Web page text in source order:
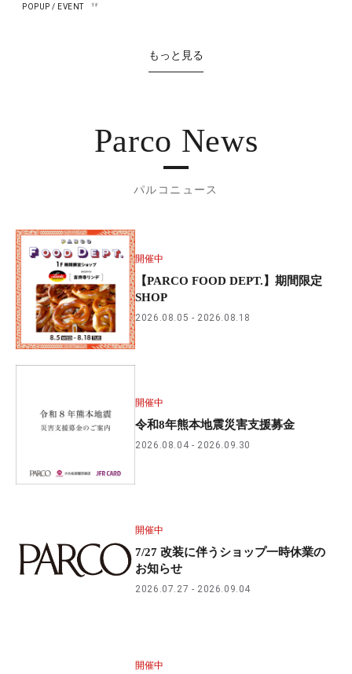
POPUP / EVENT
もっと見る
Parco News
パルコニュース
開催中
【PARCO FOOD DEPT.】期間限定
SHOP
2026.08.05 2026.08.18
開催中
令和8年熊本地震災害支援募金
2026.08.04 2026.09.30
開催中
7/27 改装に伴うショップ一時休業の
お知らせ
2026.07.27 2026.09.04
開催中